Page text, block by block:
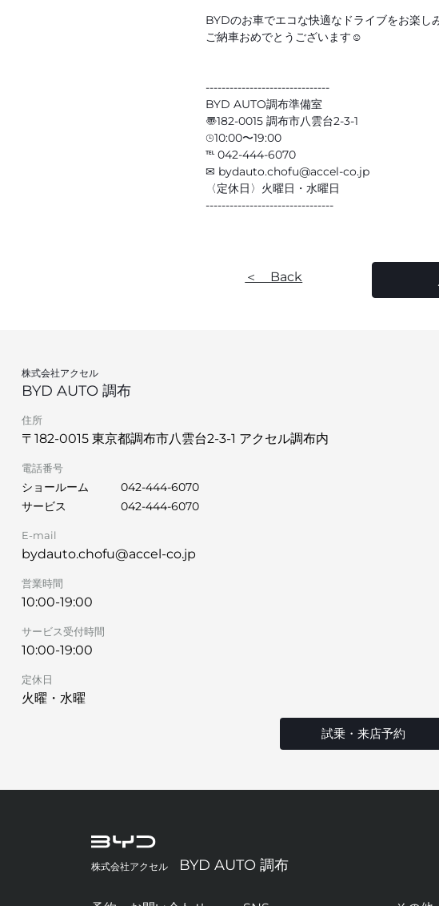
BYDのお車でエコな快適なドライブをお楽し
ご納車おめでとうございます☺
-------------------------------
BYD AUTO調布準備室
〠182-0015 調布市八雲台2-3-1
⌚︎10:00〜19:00
℡ 042-444-6070
✉︎ bydauto.chofu@accel-co.jp
〈定休日〉火曜日・水曜日
--------------------------------
＜ Back
株式会社アクセル
BYD AUTO 調布
住所
〒182-0015 東京都調布市八雲台2-3-1 アクセル調布内
電話番号
ショールーム
042-444-6070
サービス
042-444-6070
E-mail
bydauto.chofu@accel-co.jp
営業時間
10:00-19:00
サービス受付時間
10:00-19:00
定休日
火曜・水曜
試乗・来店予約
株式会社アクセル BYD AUTO 調布